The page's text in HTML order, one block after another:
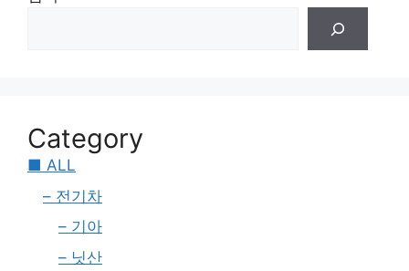
Category
■ ALL
– 전기차
– 기아
– 닛산